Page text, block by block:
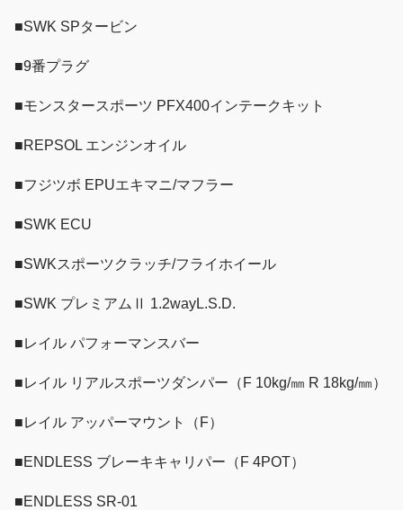
■SWK SPタービン
■9番プラグ
■モンスタースポーツ PFX400インテークキット
■REPSOL エンジンオイル
■フジツボ EPUエキマニ/マフラー
■SWK ECU
■SWKスポーツクラッチ/フライホイール
■SWK プレミアムⅡ 1.2wayL.S.D.
■レイル パフォーマンスバー
■レイル リアルスポーツダンパー（F 10kg/㎜ R 18kg/㎜）
■レイル アッパーマウント（F）
■ENDLESS ブレーキキャリパー（F 4POT）
■ENDLESS SR-01